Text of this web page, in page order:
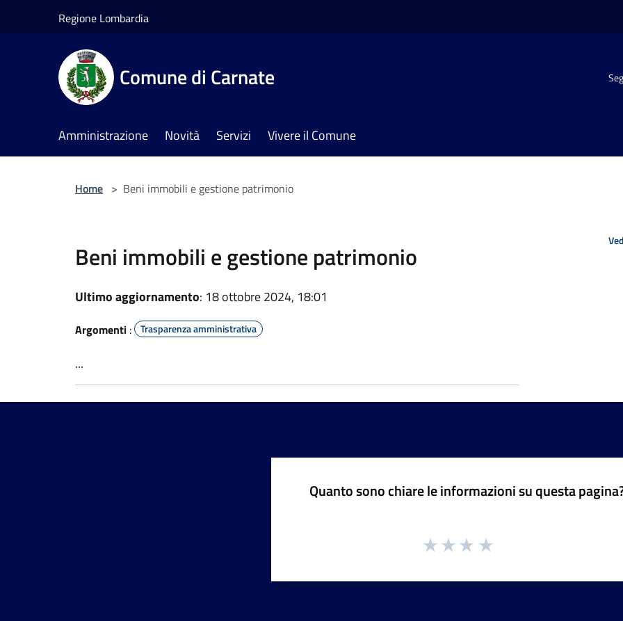
Regione Lombardia
Comune di Carnate
Amministrazione Novità Servizi Vivere il Comune
Home > Beni immobili e gestione patrimonio
Beni immobili e gestione patrimonio
Ultimo aggiornamento: 18 ottobre 2024, 18:01
Argomenti : Trasparenza amministrativa
...
Quanto sono chiare le informazioni su questa